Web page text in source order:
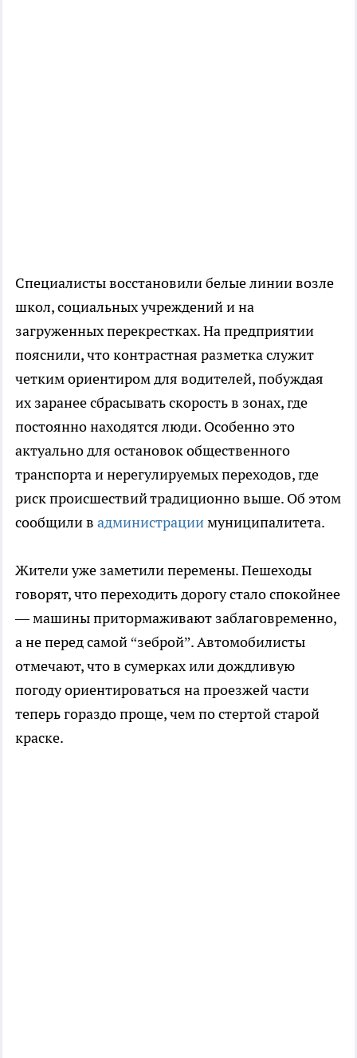
Специалисты восстановили белые линии возле
школ, социальных учреждений и на
загруженных перекрестках. На предприятии
пояснили, что контрастная разметка служит
четким ориентиром для водителей, побуждая
их заранее сбрасывать скорость в зонах, где
постоянно находятся люди. Особенно это
актуально для остановок общественного
транспорта и нерегулируемых переходов, где
риск происшествий традиционно выше. Об этом
сообщили в администрациимуниципалитета.
Жители уже заметили перемены. Пешеходы
говорят, что переходить дорогу стало спокойнее
— машины притормаживают заблаговременно,
а не перед самой “зеброй”. Автомобилисты
отмечают, что в сумерках или дождливую
погоду ориентироваться на проезжей части
теперь гораздо проще, чем по стертой старой
краске.